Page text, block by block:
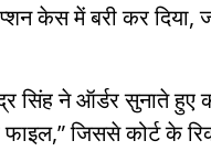
केस में बरी कर दिया,
सिंह ने ऑर्डर सुनाते हुए
जिससे कोर्ट के